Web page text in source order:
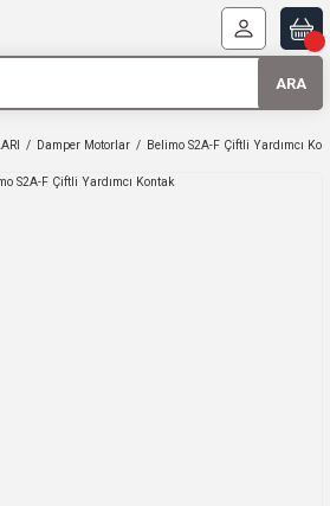
ARA
Damper Motorlar Belimo S2A-F Çiftli Yardımcı